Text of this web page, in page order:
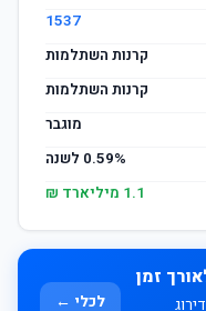
1537
קרנות השתלמות
קרנות השתלמות
מוגבר
0.59% לשנה
1.1 מיליארד ₪
זמן
לכלי ←